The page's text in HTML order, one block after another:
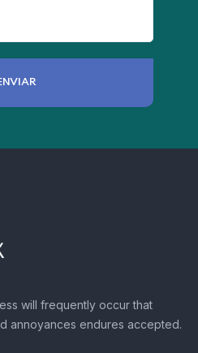
will frequently occur that
annoyances endures accepted.